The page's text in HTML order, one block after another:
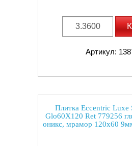
Артикул:
Плитка Eccentric Luxe
Glo60X120 Ret 779256
оникс, мрамор 120x60